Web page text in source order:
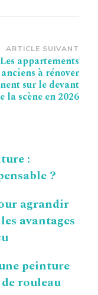
ARTICLE SUIVANT
Les appartements
anciens à rénover
sur le devant
la scène en 2026
:
?
agrandir
avantages
peinture
rouleau